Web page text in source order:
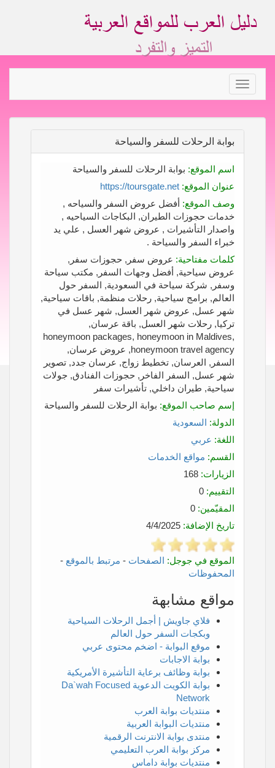
Toggle
navigation
بوابة الرحلات للسفر والسياحة
اسم الموقع: بوابة الرحلات للسفر والسياحة
عنوان الموقع: https://toursgate.net
وصف الموقع: أفضل عروض السفر والسياحه ,
خدمات حجوزات الطيران, البكاجات السياحيه ,
واصدار التأشيرات , عروض شهر العسل , علي يد
خبراء السفر والسياحة .
كلمات مفتاحية: عروض سفر, حجوزات سفر,
عروض سياحية, أفضل وجهات السفر, مكتب سياحة
وسفر, شركة سياحة في السعودية, السفر حول
العالم, برامج سياحية, رحلات منظمة, باقات سياحية,
شهر عسل, عروض شهر العسل, شهر عسل في
تركيا, رحلات شهر العسل, باقة عرسان,
honeymoon packages, honeymoon in Maldives,
honeymoon travel agency, عروض عرسان,
السفر, العرسان, تخطيط زواج, عرسان جدد, تصوير
شهر عسل, السفر الفاخر, حجوزات الفنادق, جولات
سياحية, طيران داخلي, تأشيرات سفر
إسم صاحب الموقع: بوابة الرحلات للسفر والسياحة
الدولة: السعودية
اللغة: عربي
القسم: مواقع الخدمات
الزيارات:
التقييم:
المقيّمين:
تاريخ الإضافة:
الموقع في جوجل: الصفحات - مرتبط بالموقع -
المحفوظات
مواقع مشابهة
فلاي جاويش | أجمل الرحلات السياحية
وبكجات السفر حول العالم
موقع البوابة - اضخم محتوى عربي
بوابة الاجابات
بوابة وظائف برعاية التأشيرة الأمريكية
بوابة الكويت الدعوية Da`wah Focused
Network
منتديات بوابة العرب
منتديات البوابة العربية
منتدى بوابة الانترنت الرقمية
مركز بوابة العرب التعليمي
منتديات بوابة داماس